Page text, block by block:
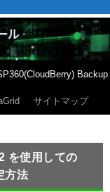
Backup
サイトマップ
使用しての
方法